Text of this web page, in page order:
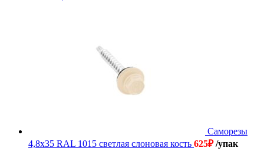
Саморезы
4,8х35 RAL 1015 светлая слоновая кость 625₽/упак